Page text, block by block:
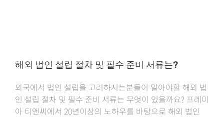
해외 법인 설립 절차 및 필수 준비 서류는?
외국에서 법인 설립을 고려하시는분들이 알아야할 해외 법
인 설립 절차 및 필수 준비 서류는 무엇이 있을까요? 프레미
아 티엔씨에서 20년이상의 노하우를 바탕으로 해외 법인